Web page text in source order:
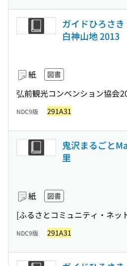
ガイドひろさき
白神山地 2013
紙 図書
弘前観光コンベンション協会
NDC9版 291A31
鬼沢まるごと
里
紙 図書
[ふるさとコミュニティ・ネッ
NDC9版 291A31